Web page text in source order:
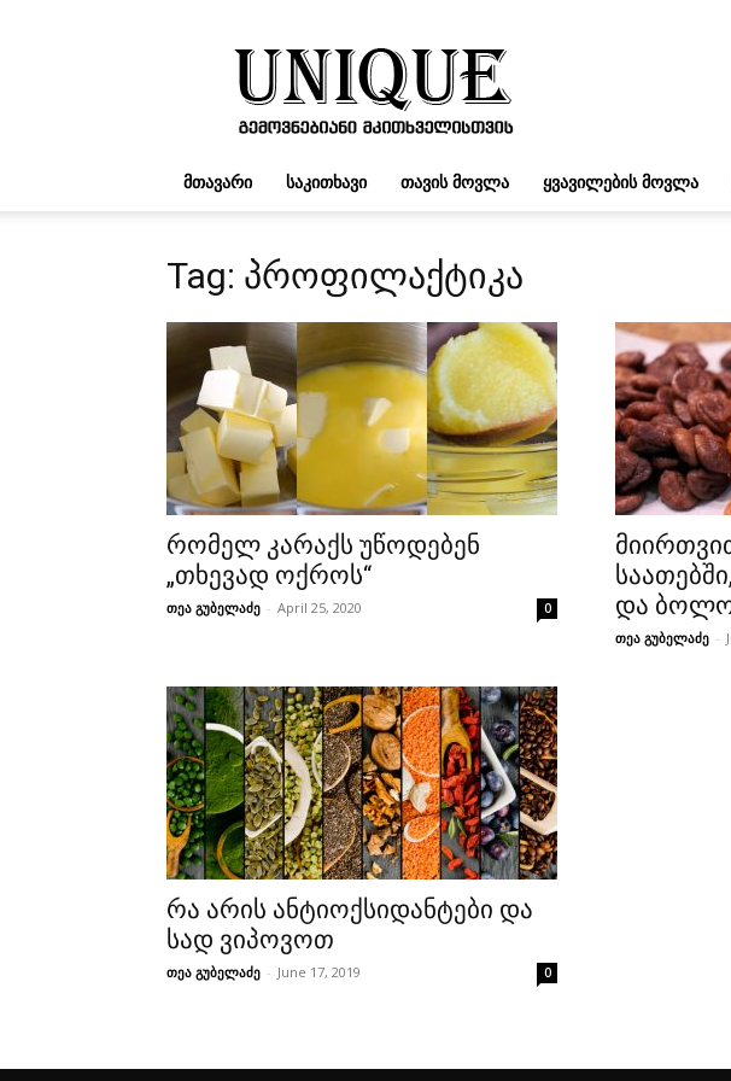
UNIQUE.GE
ᲛᲗᲐᲕᲐᲠᲘ ᲡᲐᲙᲘᲗᲮᲐᲕᲘ ᲗᲐᲕᲘᲡ ᲛᲝᲕᲚᲐ ᲧᲕᲐᲕᲘᲚᲔᲑᲘᲡ ᲛᲝᲕᲚᲐ
Tag: პროფილაქტიკა
რომელ კარაქს უწოდებენ
„თხევად ოქროს“
თეა გუბელაძე - April 25, 2020 0
და
თეა გუბელაძე -
რა არის ანტიოქსიდანტები და
სად ვიპოვოთ
თეა გუბელაძე - June 17, 2019 0